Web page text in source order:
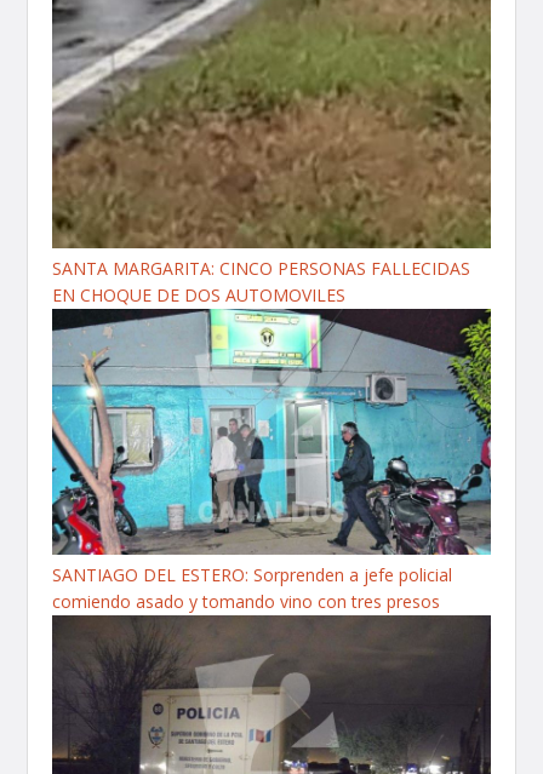
SANTA MARGARITA: CINCO PERSONAS FALLECIDAS
EN CHOQUE DE DOS AUTOMOVILES
SANTIAGO DEL ESTERO: Sorprenden a jefe policial
comiendo asado y tomando vino con tres presos